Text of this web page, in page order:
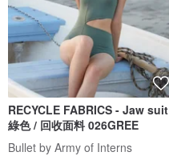
RECYCLE FABRICS - Jaw suit /
綠色 / 回收面料 026GREE
Bullet by Army of Interns